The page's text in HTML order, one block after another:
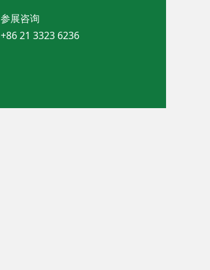
参展咨询
+86 21 3323 6236